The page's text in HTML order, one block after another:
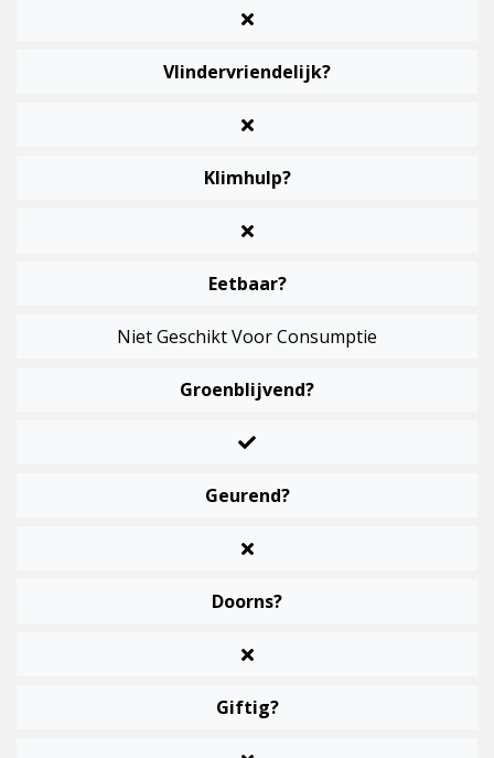
Vlindervriendelijk?
Klimhulp?
Eetbaar?
Niet Geschikt Voor Consumptie
Groenblijvend?
Geurend?
Doorns?
Giftig?